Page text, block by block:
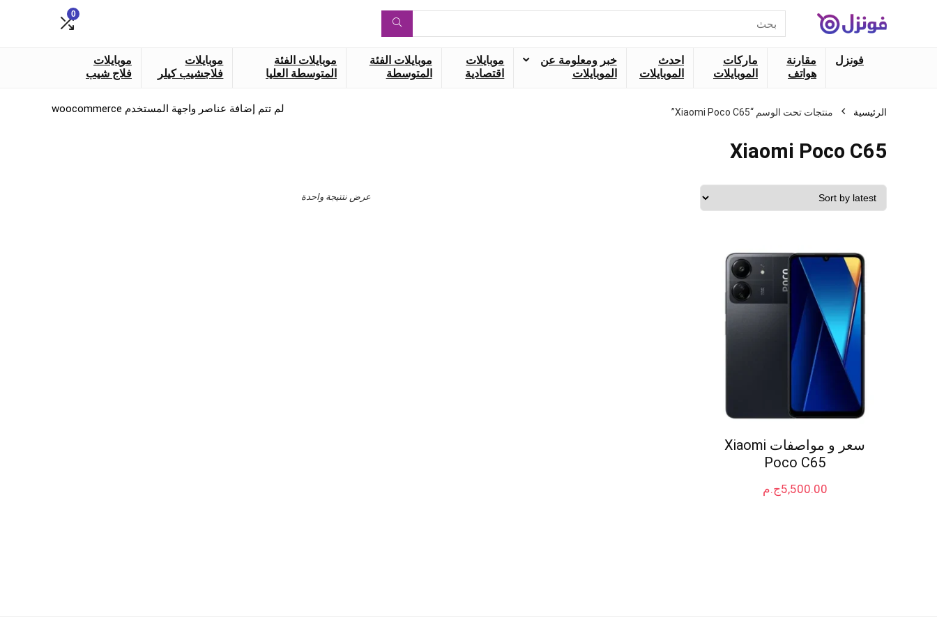
عن:
0
فونزل
مقارنة
هواتف
ماركات
الموبايلات
احدث
الموبايلات
خبر ومعلومة عن
الموبايلات
موبايلات
اقتصادية
موبايلات الفئة
المتوسطة
موبايلات الفئة
المتوسطة العليا
موبايلات
فلاجشيب كيلر
موبايلات
فلاج شيب
الرئيسية منتجات تحت الوسم “Xiaomi Poco C65”
Xiaomi Poco C65
عرض نتتيجة واحدة
سعر و مواصفات Xiaomi
Poco C65
ج.م5,500.00
لم تتم إضافة عناصر واجهة المستخدم woocommerce